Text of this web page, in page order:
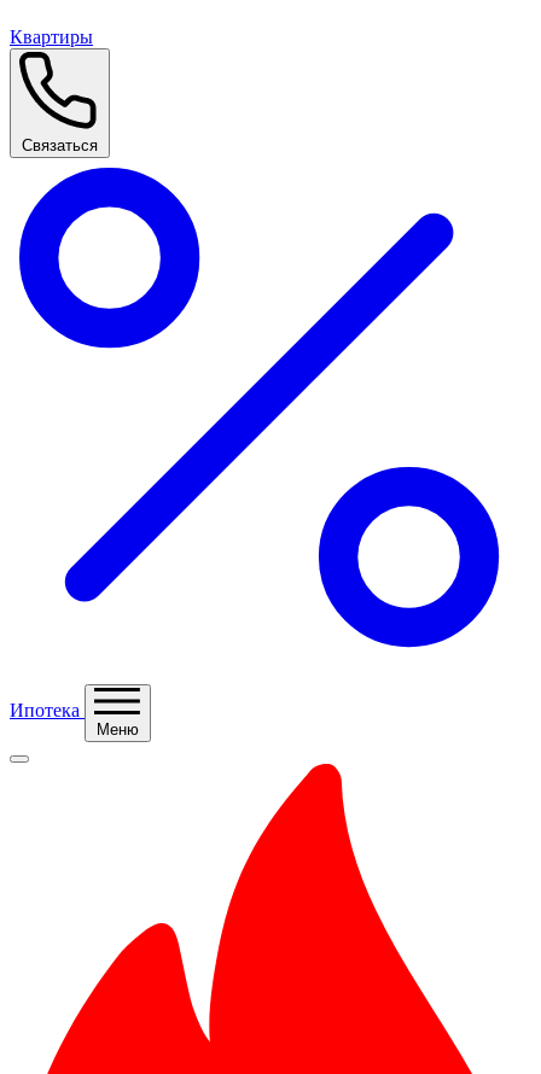
Квартиры
Связаться
Ипотека
Меню